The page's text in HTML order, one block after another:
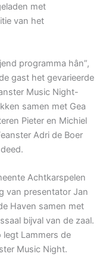
met
van het
programma hân”,
gast het gevarieerde
Music Night-
samen met Gea
Pieter en Michiel
Adri de Boer
Achtkarspelen
van presentator Jan
Haven samen met
bijval van de zaal.
legt Lammers de
Music Night.